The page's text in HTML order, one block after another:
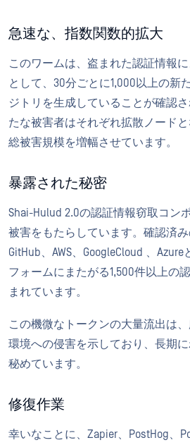
急速な、指数関数的拡大
このワームは、盗まれた認証情報
として、30分ごとに1,000以上の新
ジトリを生成していることが確認
たな被害者はそれぞれ拡散ノード
総被害規模を増幅させています。
暴露された秘密
Shai-Hulud 2.0の認証情報窃取コン
被害をもたらしています。確認済み
GitHub、AWS、GoogleCloud 、
フォームにまたがる1,500件以上の
まれています。
この機微なトークンの大量流出は
環境への侵害を示しており、長期
秘めています。
修復作業
幸いなことに、Zapier、PostHog、